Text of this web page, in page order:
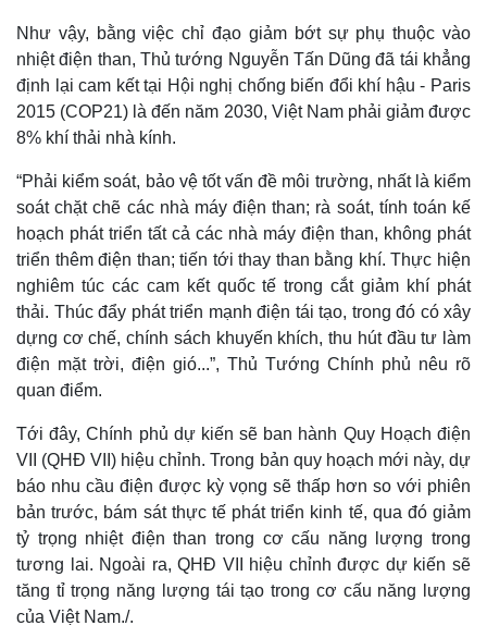
Kinh tế
Bất động sản
Khởi nghiệp
Thị trường
Giá vàng
Tỷ giá
Chứng khoán
Giá cà phê
Như vậy, bằng việc chỉ đạo giảm bớt sự phụ thuộc vào
nhiệt điện than, Thủ tướng Nguyễn Tấn Dũng đã tái khẳng
định lại cam kết tại Hội nghị chống biến đổi khí hậu - Paris
2015 (COP21) là đến năm 2030, Việt Nam phải giảm được
8% khí thải nhà kính.
“Phải kiểm soát, bảo vệ tốt vấn đề môi trường, nhất là kiểm
soát chặt chẽ các nhà máy điện than; rà soát, tính toán kế
hoạch phát triển tất cả các nhà máy điện than, không phát
triển thêm điện than; tiến tới thay than bằng khí. Thực hiện
nghiêm túc các cam kết quốc tế trong cắt giảm khí phát
thải. Thúc đẩy phát triển mạnh điện tái tạo, trong đó có xây
dựng cơ chế, chính sách khuyến khích, thu hút đầu tư làm
điện mặt trời, điện gió...”, Thủ Tướng Chính phủ nêu rõ
quan điểm.
Tới đây, Chính phủ dự kiến sẽ ban hành Quy Hoạch điện
VII (QHĐ VII) hiệu chỉnh. Trong bản quy hoạch mới này, dự
báo nhu cầu điện được kỳ vọng sẽ thấp hơn so với phiên
bản trước, bám sát thực tế phát triển kinh tế, qua đó giảm
tỷ trọng nhiệt điện than trong cơ cấu năng lượng trong
tương lai. Ngoài ra, QHĐ VII hiệu chỉnh được dự kiến sẽ
tăng tỉ trọng năng lượng tái tạo trong cơ cấu năng lượng
của Việt Nam./.